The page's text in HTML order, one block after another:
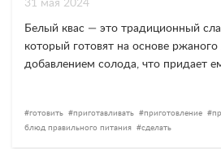
31 мая 2024
Белый квас — это традиционный
который готовят на основе ржаного
добавлением солода, что придает
готовить приготавливать приготовление
блюд правильного питания
сделать